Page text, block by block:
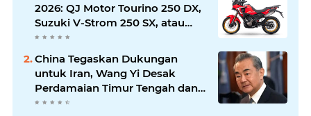
2026: QJ Motor Tourino 250 DX,
Suzuki V-Strom 250 SX, atau
Kawasaki Versys-X 250?
China Tegaskan Dukungan
untuk Iran, Wang Yi Desak
Perdamaian Timur Tengah dan
Soroti Ketegangan dengan AS